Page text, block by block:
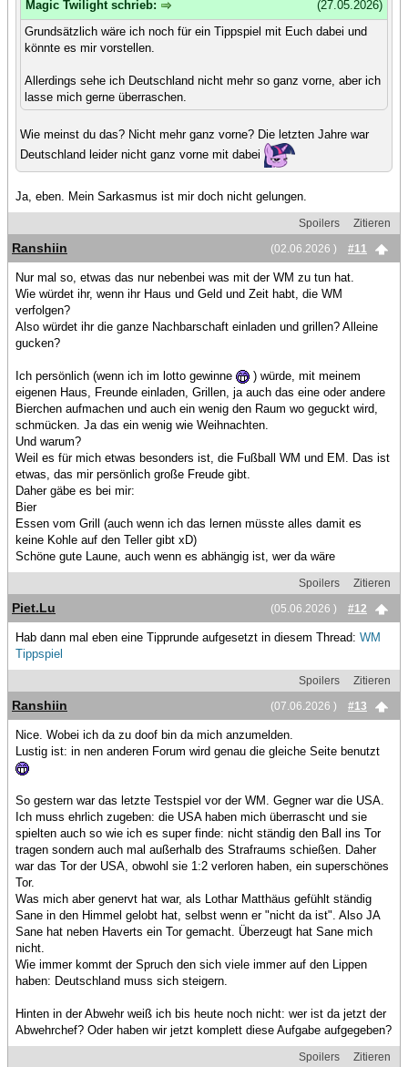
(27.05.2026)
Magic Twilight schrieb:
Grundsätzlich wäre ich noch für ein Tippspiel mit Euch dabei und
könnte es mir vorstellen.
Allerdings sehe ich Deutschland nicht mehr so ganz vorne, aber ich
lasse mich gerne überraschen.
Wie meinst du das? Nicht mehr ganz vorne? Die letzten Jahre war
Deutschland leider nicht ganz vorne mit dabei
Ja, eben. Mein Sarkasmus ist mir doch nicht gelungen.
Spoilers
Zitieren
(02.06.2026 )
#11
Ranshiin
Nur mal so, etwas das nur nebenbei was mit der WM zu tun hat.
Wie würdet ihr, wenn ihr Haus und Geld und Zeit habt, die WM
verfolgen?
Also würdet ihr die ganze Nachbarschaft einladen und grillen? Alleine
gucken?
Ich persönlich (wenn ich im lotto gewinne
) würde, mit meinem
eigenen Haus, Freunde einladen, Grillen, ja auch das eine oder andere
Bierchen aufmachen und auch ein wenig den Raum wo geguckt wird,
schmücken. Ja das ein wenig wie Weihnachten.
Und warum?
Weil es für mich etwas besonders ist, die Fußball WM und EM. Das ist
etwas, das mir persönlich große Freude gibt.
Daher gäbe es bei mir:
Bier
Essen vom Grill (auch wenn ich das lernen müsste alles damit es
keine Kohle auf den Teller gibt xD)
Schöne gute Laune, auch wenn es abhängig ist, wer da wäre
Spoilers
Zitieren
(05.06.2026 )
#12
Piet.Lu
Hab dann mal eben eine Tipprunde aufgesetzt in diesem Thread: WM
Tippspiel
Spoilers
Zitieren
(07.06.2026 )
#13
Ranshiin
Nice. Wobei ich da zu doof bin da mich anzumelden.
Lustig ist: in nen anderen Forum wird genau die gleiche Seite benutzt
So gestern war das letzte Testspiel vor der WM. Gegner war die USA.
Ich muss ehrlich zugeben: die USA haben mich überrascht und sie
spielten auch so wie ich es super finde: nicht ständig den Ball ins Tor
tragen sondern auch mal außerhalb des Strafraums schießen. Daher
war das Tor der USA, obwohl sie 1:2 verloren haben, ein superschönes
Tor.
Was mich aber genervt hat war, als Lothar Matthäus gefühlt ständig
Sane in den Himmel gelobt hat, selbst wenn er "nicht da ist". Also JA
Sane hat neben Haverts ein Tor gemacht. Überzeugt hat Sane mich
nicht.
Wie immer kommt der Spruch den sich viele immer auf den Lippen
haben: Deutschland muss sich steigern.
Hinten in der Abwehr weiß ich bis heute noch nicht: wer ist da jetzt der
Abwehrchef? Oder haben wir jetzt komplett diese Aufgabe aufgegeben?
Spoilers
Zitieren